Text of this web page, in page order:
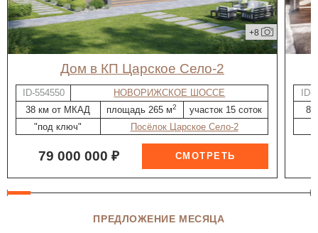
+8
дом в КП Царское Село-2
ID-554550
НОВОРИЖСКОЕ ШОССЕ
38 км от МКАД
площадь 265 м2
участок 15 соток
"под ключ"
Посёлок Царское Село-2
79 000 000 ₽
ID-
8
ПРЕДЛОЖЕНИЕ МЕСЯЦА